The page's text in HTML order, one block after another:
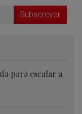
Subscrever
para escalar a